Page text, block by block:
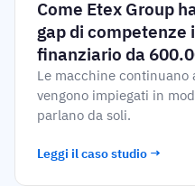
Come Etex Group
gap di competenze
finanziario da
Le macchine
vengono impiegati in
parlano da soli.
Leggi il caso studio →